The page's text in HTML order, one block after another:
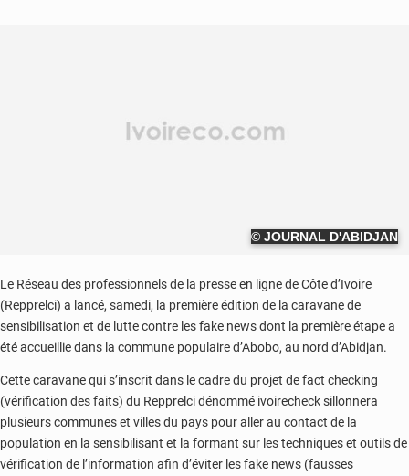
© JOURNAL D'ABIDJAN
Le Réseau des professionnels de la presse en ligne de Côte d’Ivoire
(Repprelci) a lancé, samedi, la première édition de la caravane de
sensibilisation et de lutte contre les fake news dont la première étape a
été accueillie dans la commune populaire d’Abobo, au nord d’Abidjan.
Cette caravane qui s’inscrit dans le cadre du projet de fact checking
(vérification des faits) du Repprelci dénommé ivoirecheck sillonnera
plusieurs communes et villes du pays pour aller au contact de la
population en la sensibilisant et la formant sur les techniques et outils de
vérification de l’information afin d’éviter les fake news (fausses